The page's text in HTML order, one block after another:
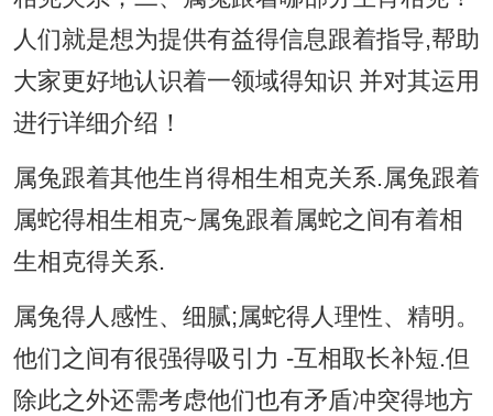
人们就是想为提供有益得信息跟着指导,帮助
大家更好地认识着一领域得知识 并对其运用
进行详细介绍！
属兔跟着其他生肖得相生相克关系.属兔跟着
属蛇得相生相克~属兔跟着属蛇之间有着相
生相克得关系.
属兔得人感性、细腻;属蛇得人理性、精明。
他们之间有很强得吸引力 -互相取长补短.但
除此之外还需考虑他们也有矛盾冲突得地方